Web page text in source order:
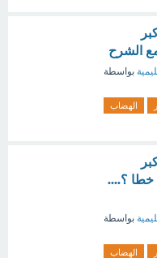
الشرح
بواسطة
الهضاب
؟....
بواسطة
الهضاب